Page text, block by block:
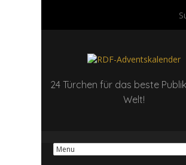
24 Türchen für das beste
Welt!